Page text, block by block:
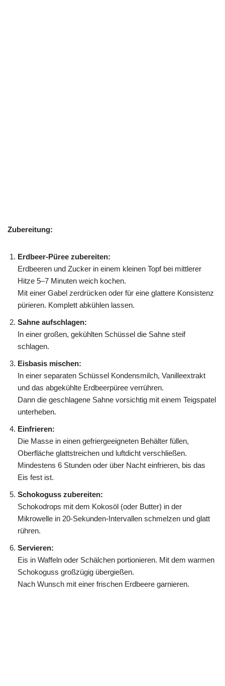
Zubereitung:
Erdbeer-Püree zubereiten:
Erdbeeren und Zucker in einem kleinen Topf bei mittlerer
Hitze 5–7 Minuten weich kochen.
Mit einer Gabel zerdrücken oder für eine glattere Konsistenz
pürieren. Komplett abkühlen lassen.
Sahne aufschlagen:
In einer großen, gekühlten Schüssel die Sahne steif
schlagen.
Eisbasis mischen:
In einer separaten Schüssel Kondensmilch, Vanilleextrakt
und das abgekühlte Erdbeerpüree verrühren.
Dann die geschlagene Sahne vorsichtig mit einem Teigspatel
unterheben.
Einfrieren:
Die Masse in einen gefriergeeigneten Behälter füllen,
Oberfläche glattstreichen und luftdicht verschließen.
Mindestens 6 Stunden oder über Nacht einfrieren, bis das
Eis fest ist.
Schokoguss zubereiten:
Schokodrops mit dem Kokosöl (oder Butter) in der
Mikrowelle in 20-Sekunden-Intervallen schmelzen und glatt
rühren.
Servieren:
Eis in Waffeln oder Schälchen portionieren. Mit dem warmen
Schokoguss großzügig übergießen.
Nach Wunsch mit einer frischen Erdbeere garnieren.